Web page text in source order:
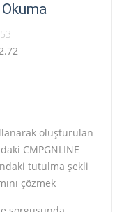
oluşturulan
CMPGNLINE
tutulma şekli
çözmek